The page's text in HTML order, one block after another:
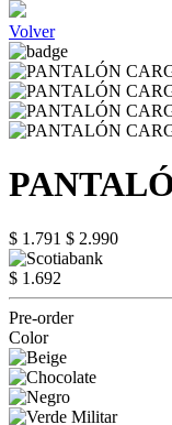
Volver
$ 1.791 $ 2.990
$ 1.692
Pre-order
Color